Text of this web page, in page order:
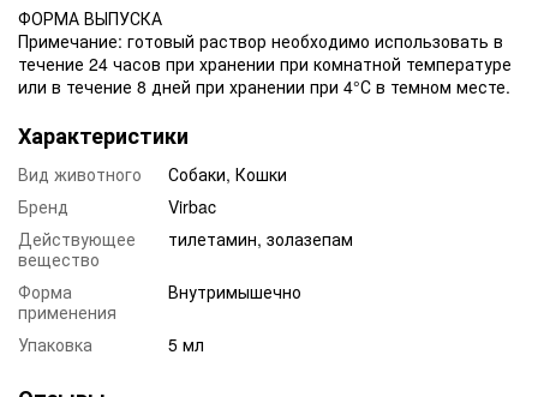
ФОРМА ВЫПУСКА
Примечание: готовый раствор необходимо использовать в
течение 24 часов при хранении при комнатной температуре
или в течение 8 дней при хранении при 4°С в темном месте.
Характеристики
Вид животного
Собаки, Кошки
Бренд
Virbac
Действующее
вещество
тилетамин, золазепам
Форма
применения
Внутримышечно
Упаковка 5 мл